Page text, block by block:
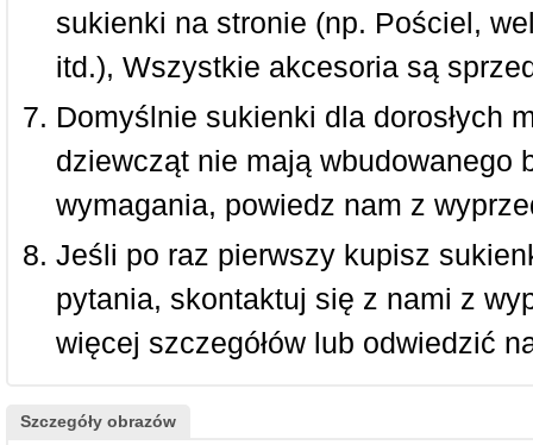
sukienki na stronie (np. Pościel,
itd.), Wszystkie akcesoria są
Domyślnie sukienki dla dorosłych
dziewcząt nie mają
wymagania, powiedz nam z
Jeśli po raz pierwszy kupisz
pytania, skontaktuj się z nami z
więcej szczegółów lub odwiedzić
Szczegóły obrazów